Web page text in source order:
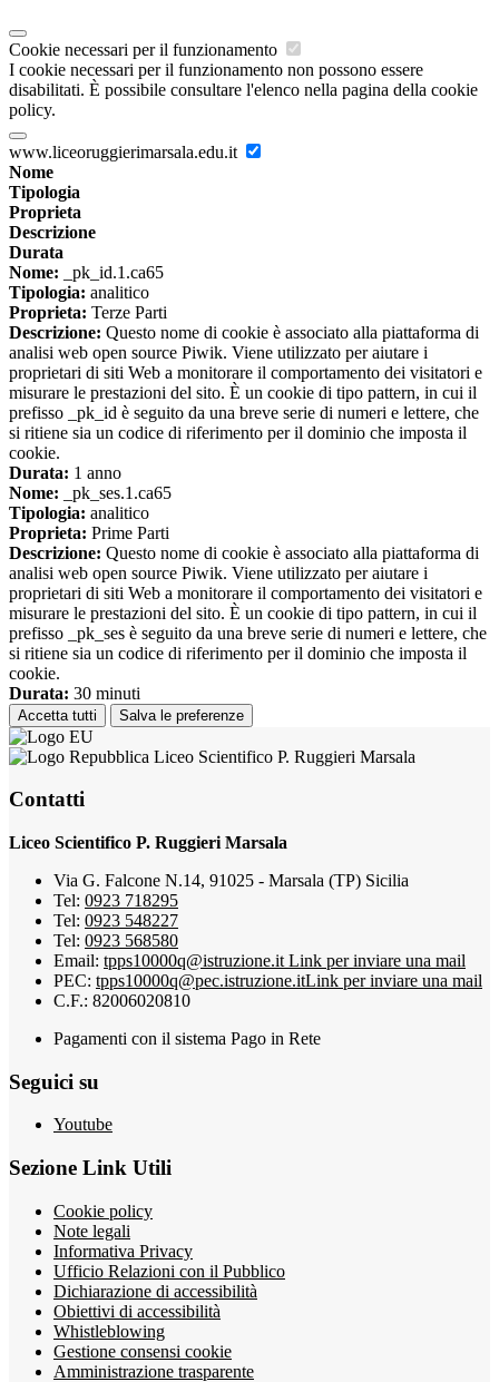
Cookie necessari per il funzionamento
I cookie necessari per il funzionamento non possono essere
disabilitati. È possibile consultare l'elenco nella pagina della cookie
policy.
www.liceoruggierimarsala.edu.it
Nome
Tipologia
Proprieta
Descrizione
Durata
Nome: _pk_id.1.ca65
Tipologia: analitico
Proprieta: Terze Parti
Descrizione: Questo nome di cookie è associato alla piattaforma di
analisi web open source Piwik. Viene utilizzato per aiutare i
proprietari di siti Web a monitorare il comportamento dei visitatori e
misurare le prestazioni del sito. È un cookie di tipo pattern, in cui il
prefisso _pk_id è seguito da una breve serie di numeri e lettere, che
si ritiene sia un codice di riferimento per il dominio che imposta il
cookie.
Durata: 1 anno
Nome: _pk_ses.1.ca65
Tipologia: analitico
Proprieta: Prime Parti
Descrizione: Questo nome di cookie è associato alla piattaforma di
analisi web open source Piwik. Viene utilizzato per aiutare i
proprietari di siti Web a monitorare il comportamento dei visitatori e
misurare le prestazioni del sito. È un cookie di tipo pattern, in cui il
prefisso _pk_ses è seguito da una breve serie di numeri e lettere, che
si ritiene sia un codice di riferimento per il dominio che imposta il
cookie.
Durata: 30 minuti
Accetta tutti Salva le preferenze
Liceo Scientifico P. Ruggieri Marsala
Contatti
Liceo Scientifico P. Ruggieri Marsala
Via G. Falcone N.14, 91025 - Marsala (TP) Sicilia
Tel: 0923 718295
Tel: 0923 548227
Tel: 0923 568580
Email: tpps10000q@istruzione.it Link per inviare una mail
PEC: tpps10000q@pec.istruzione.itLink per inviare una mail
C.F.: 82006020810
Pagamenti con il sistema Pago in Rete
Seguici su
Youtube
Sezione Link Utili
Cookie policy
Note legali
Informativa Privacy
Ufficio Relazioni con il Pubblico
Dichiarazione di accessibilità
Obiettivi di accessibilità
Whistleblowing
Gestione consensi cookie
Amministrazione trasparente